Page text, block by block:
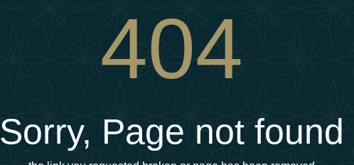
404
Sorry, Page not found